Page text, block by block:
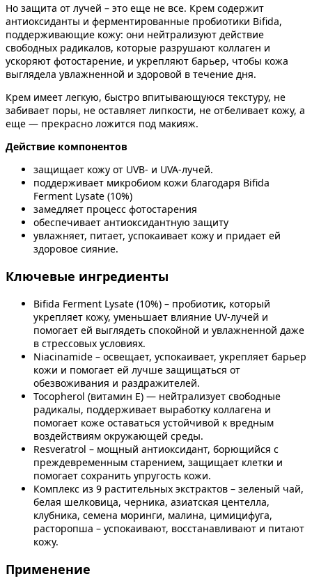
Но защита от лучей – это еще не все. Крем содержит
антиоксиданты и ферментированные пробиотики Bifida,
поддерживающие кожу: они нейтрализуют действие
свободных радикалов, которые разрушают коллаген и
ускоряют фотостарение, и укрепляют барьер, чтобы кожа
выглядела увлажненной и здоровой в течение дня.
Крем имеет легкую, быстро впитывающуюся текстуру, не
забивает поры, не оставляет липкости, не отбеливает кожу, а
еще — прекрасно ложится под макияж.
Действие компонентов
защищает кожу от UVB- и UVA-лучей.
поддерживает микробиом кожи благодаря Bifida
Ferment Lysate (10%)
замедляет процесс фотостарения
обеспечивает антиоксидантную защиту
увлажняет, питает, успокаивает кожу и придает ей
здоровое сияние.
Ключевые ингредиенты
Bifida Ferment Lysate (10%) – пробиотик, который
укрепляет кожу, уменьшает влияние UV-лучей и
помогает ей выглядеть спокойной и увлажненной даже
в стрессовых условиях.
Niacinamide – освещает, успокаивает, укрепляет барьер
кожи и помогает ей лучше защищаться от
обезвоживания и раздражителей.
Tocopherol (витамин Е) — нейтрализует свободные
радикалы, поддерживает выработку коллагена и
помогает коже оставаться устойчивой к вредным
воздействиям окружающей среды.
Resveratrol – мощный антиоксидант, борющийся с
преждевременным старением, защищает клетки и
помогает сохранить упругость кожи.
Комплекс из 9 растительных экстрактов – зеленый чай,
белая шелковица, черника, азиатская центелла,
клубника, семена моринги, малина, цимицифуга,
расторопша – успокаивают, восстанавливают и питают
кожу.
Применение